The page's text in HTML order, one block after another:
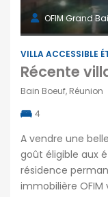
OFIM Grand
VILLA ACCESSIBLE
Bain Boeuf, Réunion
4
A vendre une
goût éligible aux
résidence
immobilière